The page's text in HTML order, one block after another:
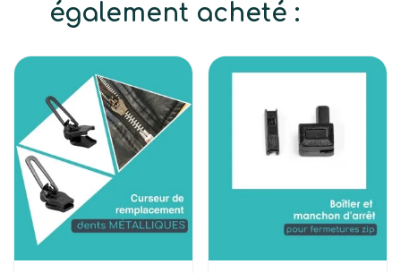
également acheté :